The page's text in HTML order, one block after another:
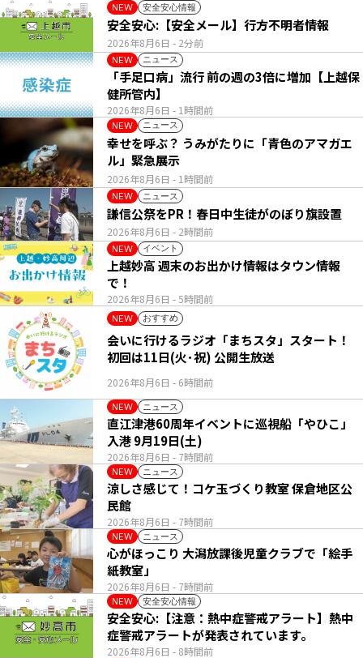
NEW 安全安心情報
2026年8月6日 - 2分前
安全安心:【安全メール】行方不明者情報
NEW ニュース
2026年8月6日 - 1時間前
「手足口病」流行 前の週の3倍に増加【上越保
健所管内】
NEW ニュース
2026年8月6日 - 1時間前
幸せを呼ぶ？ うみがたりに「青色のアマガエ
ル」緊急展示
NEW ニュース
2026年8月6日 - 2時間前
謙信公祭をPR！春日中生徒がのぼり旗設置
NEW イベント
2026年8月6日 - 5時間前
上越妙高 週末のお出かけ情報はタウン情報
で！
NEW おすすめ
2026年8月6日 - 6時間前
会いに行けるラジオ「まちスタ」スタート！
初回は11日(火･祝) 公開生放送
NEW ニュース
2026年8月6日 - 7時間前
直江津港60周年イベントに巡視船「やひこ」
入港 9月19日(土)
NEW ニュース
2026年8月6日 - 7時間前
涼しさ感じて！コケ玉づくり教室 保倉地区公
民館
NEW ニュース
2026年8月6日 - 7時間前
心がほっこり 大潟放課後児童クラブで「絵手
紙教室」
NEW 安全安心情報
2026年8月6日 - 8時間前
安全安心:【注意：熱中症警戒アラート】熱中
症警戒アラートが発表されています。